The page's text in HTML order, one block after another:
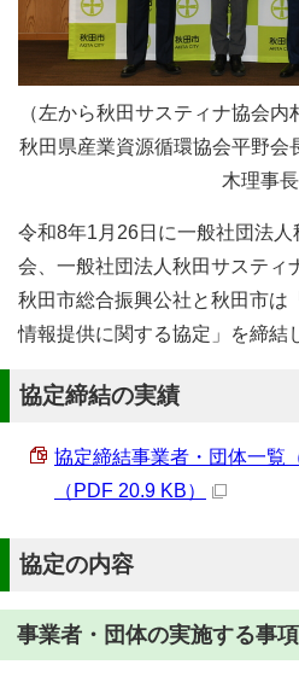
（左から秋田サスティナ協会内
秋田県産業資源循環協会平野会
木理事長
令和8年1月26日に一般社団法
会、一般社団法人秋田サスティ
秋田市総合振興公社と秋田市は
情報提供に関する協定」を締結
協定締結の実績
協定締結事業者・団体一覧
（PDF 20.9 KB）
協定の内容
事業者・団体の実施する事項